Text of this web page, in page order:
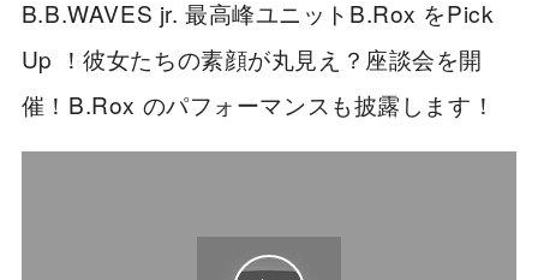
B.B.WAVES jr. 最高峰ユニットB.Rox をPick
Up ！彼女たちの素顔が丸見え？座談会を開
催！B.Rox のパフォーマンスも披露します！